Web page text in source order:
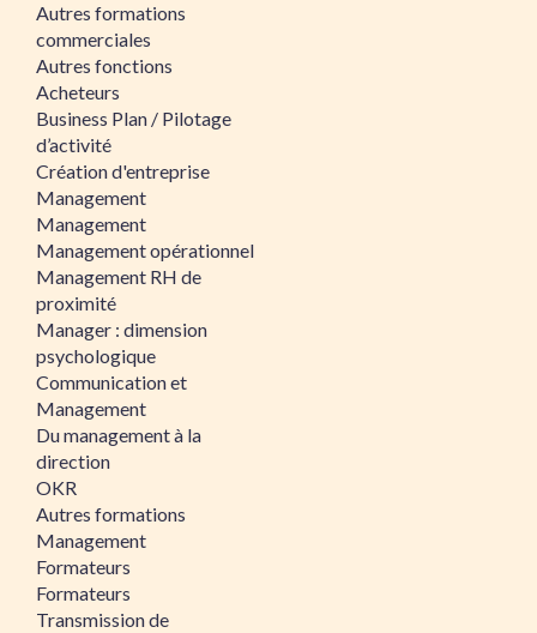
Autres formations
commerciales
Autres fonctions
Acheteurs
Business Plan / Pilotage
d’activité
Création d'entreprise
Management
Management
Management opérationnel
Management RH de
proximité
Manager : dimension
psychologique
Communication et
Management
Du management à la
direction
OKR
Autres formations
Management
Formateurs
Formateurs
Transmission de